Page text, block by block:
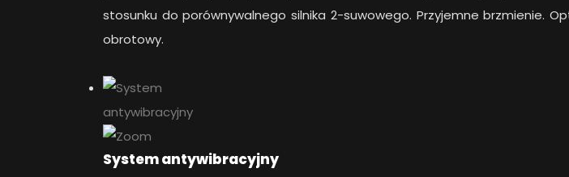
stosunku do porównywalnego silnika 2-suwowego. Przyjemne brzmienie.
obrotowy.
System antywibracyjny